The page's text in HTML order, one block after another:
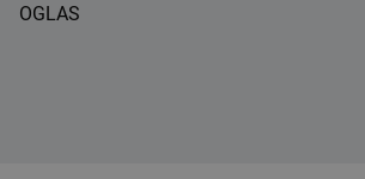
OGLAS